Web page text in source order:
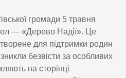
громади 5 травня
— «Дерево Надії». Це
для підтримки родин
безвісти за особливих
на сторінці